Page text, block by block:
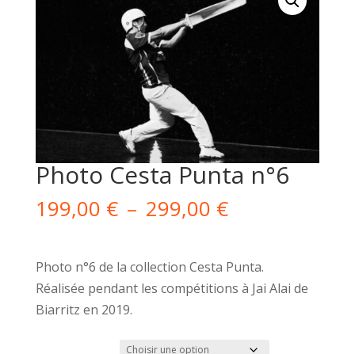
Photo Cesta Punta n°6
199,00 € – 299,00 €Plage
199,00 €
à
Photo n°6 de la collection Cesta Punta.
Réalisée pendant les compétitions à Jai Alai de
Biarritz en 2019.